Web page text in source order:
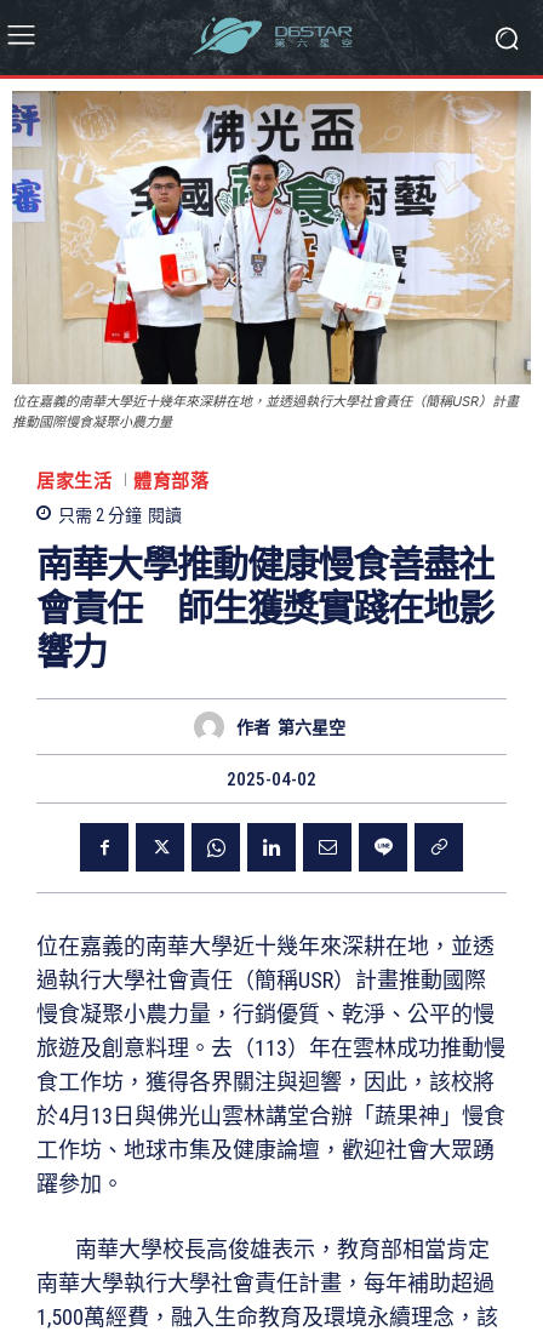
位在嘉義的南華大學近十幾年來深耕在地，並透過執行大學社會責任（簡稱USR）計畫
推動國際慢食凝聚小農力量
居家生活 體育部落
只需 2 分鐘 閱讀
南華大學推動健康慢食善盡社
會責任 師生獲獎實踐在地影
響力
作者 第六星空
2025-04-02
位在嘉義的南華大學近十幾年來深耕在地，並透
過執行大學社會責任（簡稱USR）計畫推動國際
慢食凝聚小農力量，行銷優質、乾淨、公平的慢
旅遊及創意料理。去（113）年在雲林成功推動慢
食工作坊，獲得各界關注與迴響，因此，該校將
於4月13日與佛光山雲林講堂合辦「蔬果神」慢食
工作坊、地球市集及健康論壇，歡迎社會大眾踴
躍參加。
南華大學校長高俊雄表示，教育部相當肯定
南華大學執行大學社會責任計畫，每年補助超過
1,500萬經費，融入生命教育及環境永續理念，該